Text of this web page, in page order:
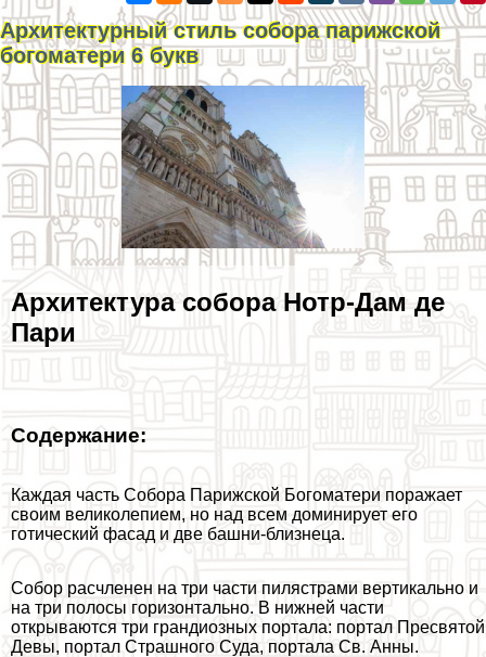
Архитектурный стиль собора парижской
богоматери 6 букв
Архитектура собора Нотр-Дам де
Пари
Содержание:
Каждая часть Собора Парижской Богоматери поражает
своим великолепием, но над всем доминирует его
готический фасад и две башни-близнеца.
Собор расчлeнен на три части пилястрами вертикально и
на три полосы горизонтально. В нижней части
открываются три грандиозных портала: портал Пресвятой
Девы, портал Страшного Суда, портала Св. Анны.